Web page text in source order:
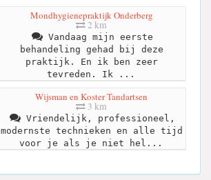
Mondhygienepraktijk Onderberg
2 km
Vandaag mijn eerste
behandeling gehad bij deze
praktijk. En ik ben zeer
tevreden. Ik ...
Wijsman en Koster Tandartsen
3 km
Vriendelijk, professioneel,
modernste technieken en alle tijd
voor je als je niet hel...